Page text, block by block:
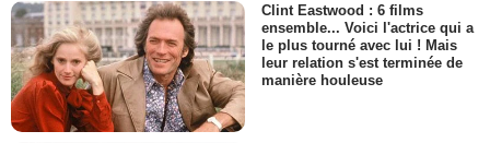
Clint Eastwood : 6 films
ensemble... Voici l'actrice qui a
le plus tourné avec lui ! Mais
leur relation s'est terminée de
manière houleuse